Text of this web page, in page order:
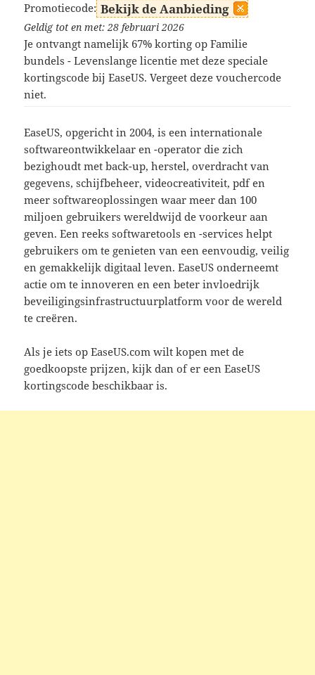
Promotiecode: Bekijk de Aanbieding
Geldig tot en met: 28 februari 2026
Je ontvangt namelijk 67% korting op Familie
bundels - Levenslange licentie met deze speciale
kortingscode bij EaseUS. Vergeet deze vouchercode
niet.
EaseUS, opgericht in 2004, is een internationale
softwareontwikkelaar en -operator die zich
bezighoudt met back-up, herstel, overdracht van
gegevens, schijfbeheer, videocreativiteit, pdf en
meer softwareoplossingen waar meer dan 100
miljoen gebruikers wereldwijd de voorkeur aan
geven. Een reeks softwaretools en -services helpt
gebruikers om te genieten van een eenvoudig, veilig
en gemakkelijk digitaal leven. EaseUS onderneemt
actie om te innoveren en een beter invloedrijk
beveiligingsinfrastructuurplatform voor de wereld
te creëren.
Als je iets op EaseUS.com wilt kopen met de
goedkoopste prijzen, kijk dan of er een EaseUS
kortingscode beschikbaar is.